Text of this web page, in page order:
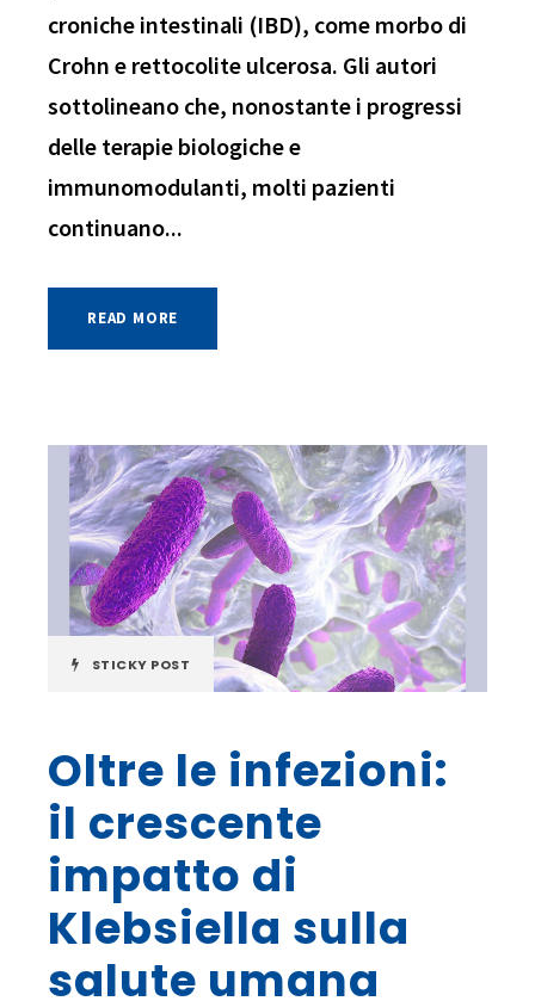
croniche intestinali (IBD), come morbo di
Crohn e rettocolite ulcerosa. Gli autori
sottolineano che, nonostante i progressi
delle terapie biologiche e
immunomodulanti, molti pazienti
continuano...
READ MORE
STICKY POST
Oltre le infezioni:
il crescente
impatto di
Klebsiella sulla
salute umana